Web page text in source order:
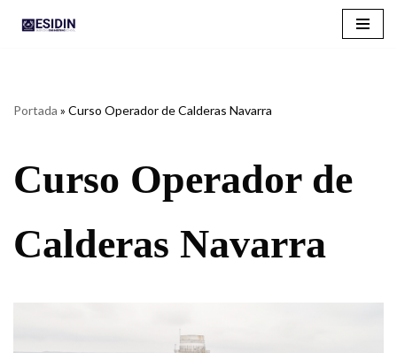
Portada » Curso Operador de Calderas Navarra
Curso Operador de
Calderas Navarra